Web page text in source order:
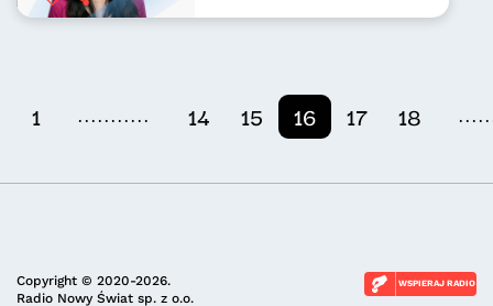
1 ........... 14 15 16 17 18
Copyright © 2020-2026.
Radio Nowy Świat sp. z o.o.
WSPIERAJ RADIO